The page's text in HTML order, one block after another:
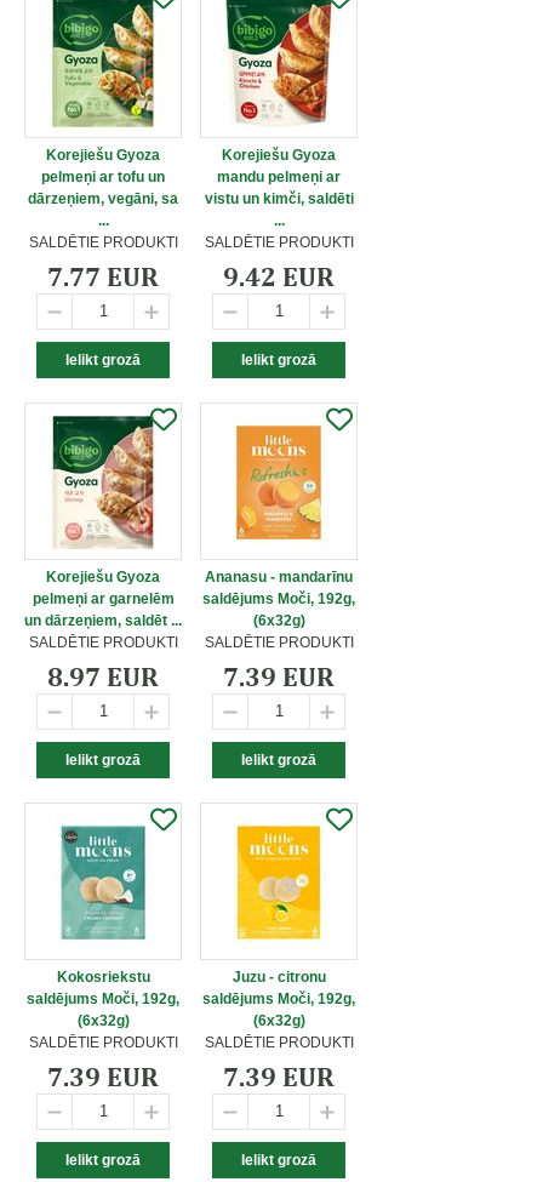
Korejiešu Gyoza
pelmeņi ar tofu un
dārzeņiem, vegāni, sa
...
SALDĒTIE PRODUKTI
7.77 EUR
Korejiešu Gyoza
mandu pelmeņi ar
vistu un kimči, saldēti
...
SALDĒTIE PRODUKTI
9.42 EUR
Korejiešu Gyoza
pelmeņi ar garnelēm
un dārzeņiem, saldēt ...
SALDĒTIE PRODUKTI
8.97 EUR
Ananasu - mandarīnu
saldējums Moči, 192g,
(6x32g)
SALDĒTIE PRODUKTI
7.39 EUR
Kokosriekstu
saldējums Moči, 192g,
(6x32g)
SALDĒTIE PRODUKTI
7.39 EUR
Juzu - citronu
saldējums Moči, 192g,
(6x32g)
SALDĒTIE PRODUKTI
7.39 EUR